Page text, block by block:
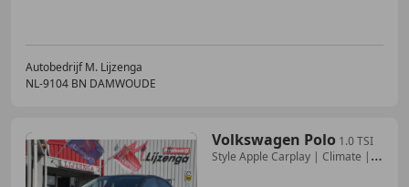
Autobedrijf M. Lijzenga
NL-9104 BN DAMWOUDE
Volkswagen Polo 1.0 TSI
Style Apple Carplay | Climate |